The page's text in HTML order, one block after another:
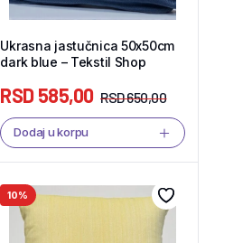
Ukrasna jastučnica 50x50cm
dark blue – Tekstil Shop
RSD650,00
RSD585,00
Dodaj u korpu
10%